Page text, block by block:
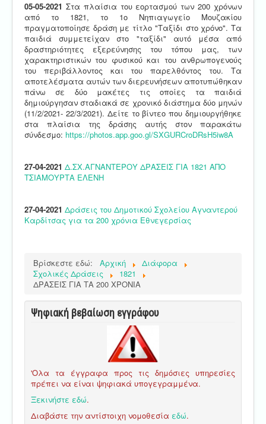
05-05-2021 Στα πλαίσια του εορτασμού των 200 χρόνων
από το 1821, το 1ο Νηπιαγωγείο Μουζακίου
πραγματοποίησε δράση με τίτλο "Ταξίδι στο χρόνο". Τα
παιδιά συμμετείχαν στο "ταξίδι" αυτό μέσα από
δραστηριότητες εξερεύνησης του τόπου μας, των
χαρακτηριστικών του φυσικού και του ανθρωπογενούς
του περιβάλλοντος και του παρελθόντος του. Τα
αποτελέσματα αυτών των διερευνήσεων αποτυπώθηκαν
πάνω σε δύο μακέτες τις οποίες τα παιδιά
δημιούργησαν σταδιακά σε χρονικό διάστημα δύο μηνών
(11/2/2021- 22/3/2021). Δείτε το βίντεο που δημιουργήθηκε
στα πλαίσια της δράσης αυτής στον παρακάτω
σύνδεσμο: https://photos.app.goo.gl/SXGURCroDRsH5iw8A
27-04-2021 Δ.ΣΧ.ΑΓΝΑΝΤΕΡΟΥ ΔΡΑΣΕΙΣ ΓΙΑ 1821 ΑΠΟ
ΤΣΙΑΜΟΥΡΤΑ ΕΛΕΝΗ
27-04-2021 Δράσεις του Δημοτικού Σχολείου Αγναντερού
Καρδίτσας για τα 200 χρόνια Εθνεγερσίας
Βρίσκεστε εδώ: Αρχική
Διάφορα
Σχολικές Δράσεις
1821
ΔΡΑΣΕΙΣ ΓΙΑ ΤΑ 200 ΧΡΟΝΙΑ
Ψηφιακή βεβαίωση εγγράφου
'Ολα τα έγγραφα προς τις δημόσιες υπηρεσίες
πρέπει να είναι ψηφιακά υπογεγραμμένα.
Ξεκινήστε εδώ.
Διαβάστε την αντίστοιχη νομοθεσία εδώ.